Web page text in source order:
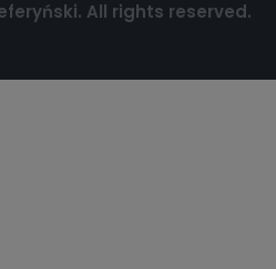
All rights reserved.